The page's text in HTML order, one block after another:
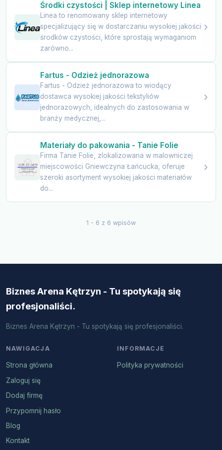
Środki czystości | Sklep internetowy Linea
Linea to renomowany sklep internetowy
specjalizujący się w dostarczaniu wysokiej jakości
środków czystości, które sprostają wymaganiom
zarówno...
Fartus - Odzież jednorazowa
Fartus - Odzież jednorazowa to wiodący
dostawca wysokiej jakości tekstyliów
jednorazowych, idealnych do zastosowania w
branży medycznej,...
Materiały do pakowania - Tanie Folie
Firma Tanie Folie, zlokalizowana w malowniczej
miejscowości Gniewczyna Łańcucka, oferuje
szeroki asortyment wysokiej jakości materiałów
do...
1 - 6 z 6 wpisów
Biznes Arena Kętrzyn - Tu spotykają się
profesjonaliści.
Biznes Arena Kętrzyn - Tu spotykają się profesjonaliści.
NAWIGACJA
Strona główna
Zaloguj się
Dodaj firmę
Przypomnij hasło
Blog
Kontakt
INFORMACJE
Polityka prywatności